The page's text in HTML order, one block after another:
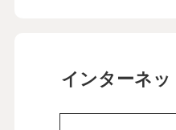
インターネ